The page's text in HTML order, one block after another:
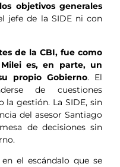
objetivos generales
jefe de la SIDE ni con
de la CBI, fue como
es, en parte, un
propio Gobierno. El
de cuestiones
gestión. La SIDE, sin
del asesor Santiago
de decisiones sin
el escándalo que se